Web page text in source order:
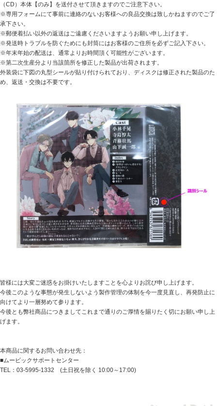
（CD）本体【のみ】を送付させて頂きますのでご注意下さい。
※専用フォームにて事前に連絡のないお客様への良品交換は致しかねますのでご了
承下さい。
※郵便着払い以外の返送はご遠慮くださいますようお願い申し上げます。
※発送時トラブルを防ぐためにも封筒にはお客様のご住所を必ずご記入下さい。
※年末年始の配送は、通常よりお時間頂く可能性がございます。
※第二次生産分より当該箇所を修正した製品が出荷されます。
外装袋に下図の丸型シールが貼り付けられており、ディスクは修正された製品のた
め、返送・交換は不要です。
皆様には大変ご迷惑をお掛けいたしますことを心よりお詫び申し上げます。
今後このような事態が発生しないよう製作管理の体制を今一度見直し、再発防止に
向けてより一層努めて参ります。
今後とも弊社商品につきましてこれまで通りのご厚情を賜りたく切にお願い申し上
げます。
本商品に関するお問い合わせ先：
■ムービックサポートセンター
TEL：03-5995-1332 (土日祝を除く 10:00～17:00)